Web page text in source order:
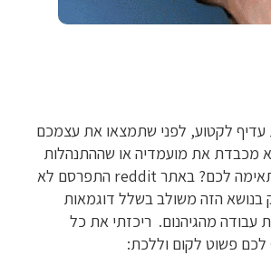
עדיף לקטוע, לפני שתמצאו את עצמכם
מכבדת את מועמדיה או שההתנהלות
שם פשוט איננה מתאימה לכם? באתר reddit התפרסם לא
בנושא הזה משולב בשלל דוגמאות
עבודה מהגיהנום. ריכזתי את כל
פשוט לקום וללכת: